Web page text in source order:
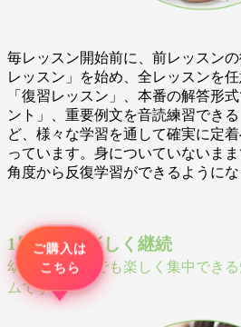
毎レッスン開始前に、前レッスン
レッスン」を始め、全レッスンを
「復習レッスン」、本番の解答形
ント」、重要例文を音読練習でき
ど、様々な学習を通して確実に定
っています。身についていないま
角度から反復学習ができるようにな
1日10分、楽しく継続
幼児・小学生でも楽しく集中でき
ムです
ご購入は
こちら